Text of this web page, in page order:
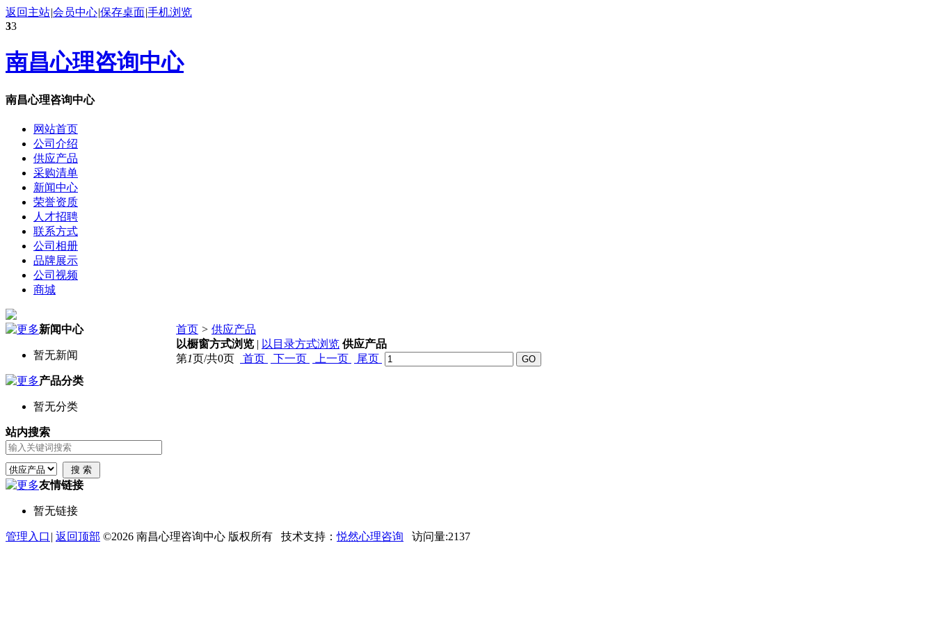
返回主站|会员中心|保存桌面|手机浏览
33
南昌心理咨询中心
南昌心理咨询中心
网站首页
公司介绍
供应产品
采购清单
新闻中心
荣誉资质
人才招聘
联系方式
公司相册
品牌展示
公司视频
商城
新闻中心
暂无新闻
产品分类
暂无分类
站内搜索
友情链接
暂无链接
首页 > 供应产品
以橱窗方式浏览 | 以目录方式浏览 供应产品
第1页/共0页 首页 下一页 上一页 尾页
管理入口 | 返回顶部 ©2026 南昌心理咨询中心 版权所有 技术支持：悦然心理咨询 访问量:2137